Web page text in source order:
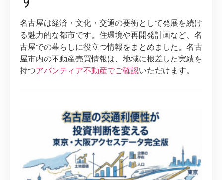
名古屋は経済・文化・交通の要衝として発展を続け
る魅力的な都市です。住環境や再開発計画など、名
古屋での暮らしに役立つ情報をまとめました。名古
屋市内の不動産売買情報は、地域に根差した実績を
持つアバンティア不動産でご確認いただけます。